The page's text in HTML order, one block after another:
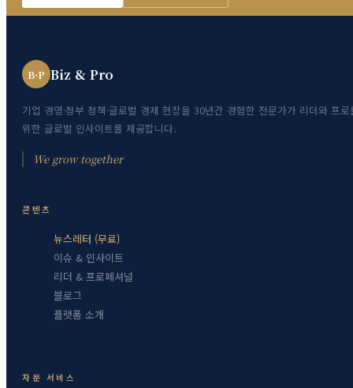
B·P Biz & Pro
기업 경영·정부 정책·글로벌 경제 현장을 30년간 경험한 전문가가 리더와 프로
위한 글로벌 인사이트를 제공합니다.
We grow together
콘텐츠
뉴스레터 (무료)
이슈 & 인사이트
리더 & 프로페셔널
블로그
플랫폼 소개
자문 서비스